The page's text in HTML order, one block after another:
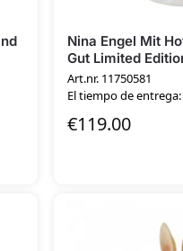
Nina Engel Mit
Gut Limited
Art.nr. 11750581
El tiempo de entrega:
€119.00